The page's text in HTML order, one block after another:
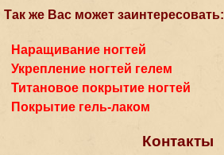
Так же Вас может заинтересовать:
Наращивание ногтей
Укрепление ногтей гелем
Титановое покрытие ногтей
Покрытие гель-лаком
Контакты